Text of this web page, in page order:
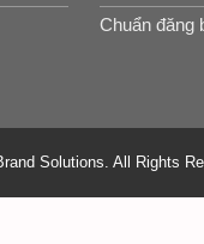
Chuẩn đăng
Solutions. All Rights